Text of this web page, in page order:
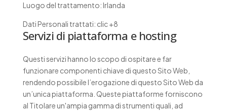
Luogo del trattamento:Irlanda
Dati Personali trattati: clic +8
Servizi di piattaforma e hosting
Questi servizi hanno lo scopo di ospitare e far
funzionare componenti chiave di questo Sito Web,
rendendo possibile l’erogazione di questo Sito Web da
un’unica piattaforma. Queste piattaforme forniscono
al Titolare un'ampia gamma di strumenti quali, ad